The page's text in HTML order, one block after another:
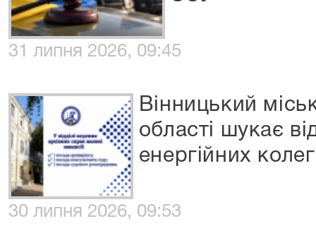
31 липня 2026, 09:45
Вінницький
області шукає
енергійних колег
30 липня 2026, 09:53